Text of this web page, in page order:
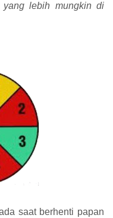
yang lebih mungkin di
saat berhenti papan